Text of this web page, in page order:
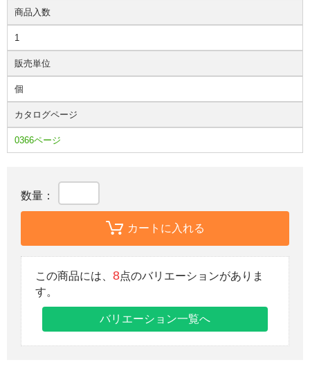
商品入数
1
販売単位
個
カタログページ
0366ページ
数量：
カートに入れる
この商品には、 8点のバリエーションがありま
す。
バリエーション一覧へ